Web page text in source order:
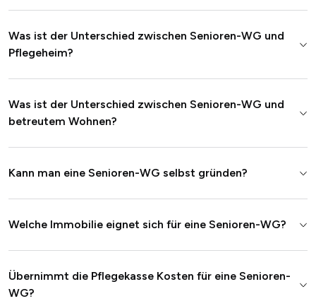
Was ist der Unterschied zwischen Senioren-WG und
Pflegeheim?
Was ist der Unterschied zwischen Senioren-WG und
betreutem Wohnen?
Kann man eine Senioren-WG selbst gründen?
Welche Immobilie eignet sich für eine Senioren-WG?
Übernimmt die Pflegekasse Kosten für eine Senioren-
WG?